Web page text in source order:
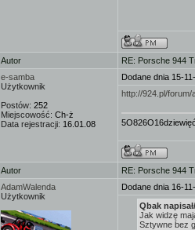
Autor
RE: Porsche 944
e-samba
Użytkownik
Postów: 252
Miejscowość: Ch-ż
Data rejestracji: 16.01.08
Dodane dnia 15-
http://924.pl/forum/
Autor
RE: Porsche 944
AdamWalenda
Użytkownik
Dodane dnia 16-
Qbak
Jak widzę
Sztywne bez